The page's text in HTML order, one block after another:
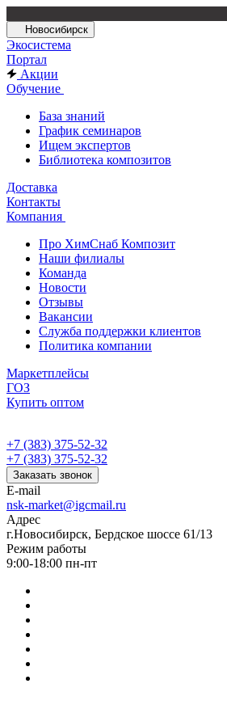
Новосибирск
Экосистема
Портал
Акции
Обучение
База знаний
График семинаров
Ищем экспертов
Библиотека композитов
Доставка
Контакты
Компания
Про ХимСнаб Композит
Наши филиалы
Команда
Новости
Отзывы
Вакансии
Служба поддержки клиентов
Политика компании
Маркетплейсы
ГОЗ
Купить оптом
+7 (383) 375-52-32
+7 (383) 375-52-32
Заказать звонок
E-mail
nsk-market@igcmail.ru
Адрес
г.Новосибирск, Бердское шоссе 61/13
Режим работы
9:00-18:00 пн-пт